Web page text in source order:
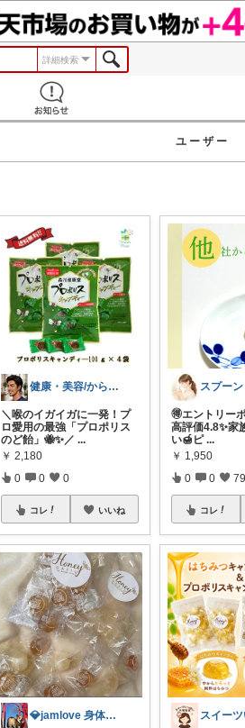
詳細検索
ユーザー
健康・美容/からだよろこぶroom
＼喉のイガイガに一発！プ
ロ愛用の最強「プロポリス
のど飴」🐝✨／ ...
￥ 2,180
0 0 0
コレ いいね
💎jamlove 身体に優しく
🉐エントリー
高評価4.8✨家
い🍯ピ ...
￥ 1,950
0 0
コレ